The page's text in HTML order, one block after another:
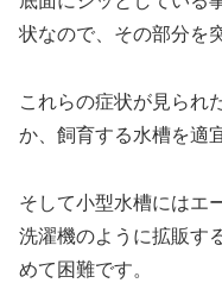
状なので、その部分を
これらの症状が見られ
か、飼育する水槽を適
そして小型水槽にはエ
洗濯機のように拡販す
めて困難です。